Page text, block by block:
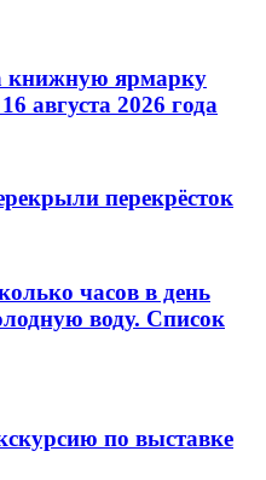
книжную ярмарку
августа 2026 года
перекрёсток
часов в день
воду. Список
по выставке